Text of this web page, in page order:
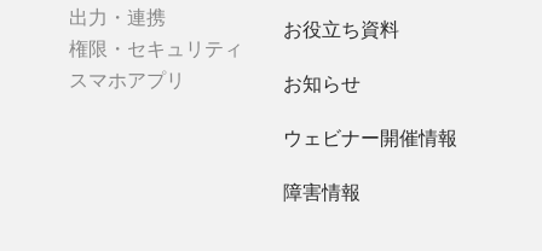
出力・連携
権限・セキュリティ
スマホアプリ
お役立ち資料
お知らせ
ウェビナー開催情報
障害情報